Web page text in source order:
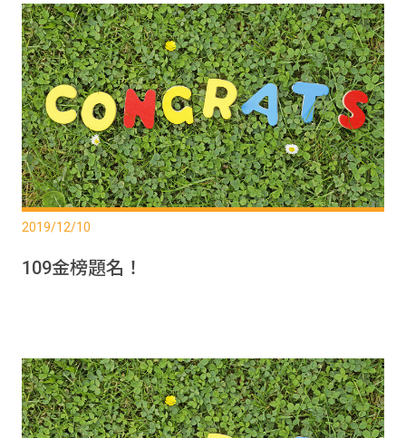
2019/12/10
109金榜題名！